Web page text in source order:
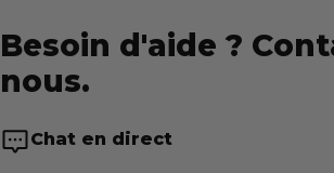
Besoin d'aide ?
nous.
Chat en direct